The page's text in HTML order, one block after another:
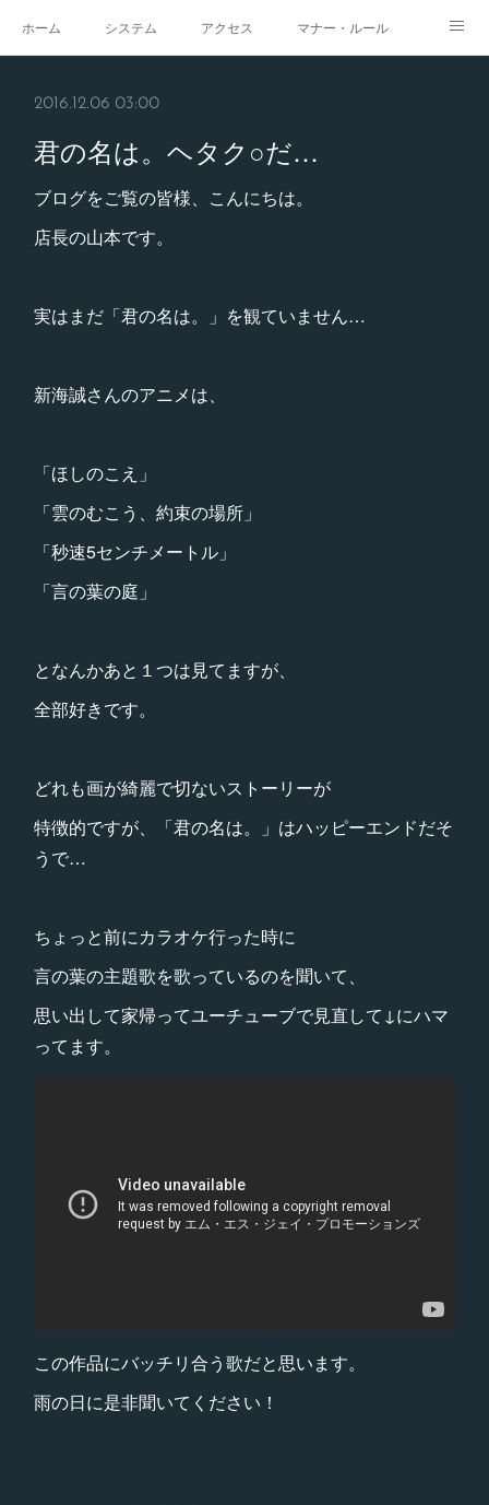
ホーム システム アクセス マナー・ルール
2016.12.06 03:00
君の名は。ヘタク○だ…
ブログをご覧の皆様、こんにちは。
店長の山本です。
実はまだ「君の名は。」を観ていません…
新海誠さんのアニメは、
「ほしのこえ」
「雲のむこう、約束の場所」
「秒速5センチメートル」
「言の葉の庭」
となんかあと１つは見てますが、
全部好きです。
どれも画が綺麗で切ないストーリーが
特徴的ですが、「君の名は。」はハッピーエンドだそ
うで…
ちょっと前にカラオケ行った時に
言の葉の主題歌を歌っているのを聞いて、
思い出して家帰ってユーチューブで見直して↓にハマ
ってます。
この作品にバッチリ合う歌だと思います。
雨の日に是非聞いてください！